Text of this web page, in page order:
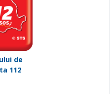
de
112